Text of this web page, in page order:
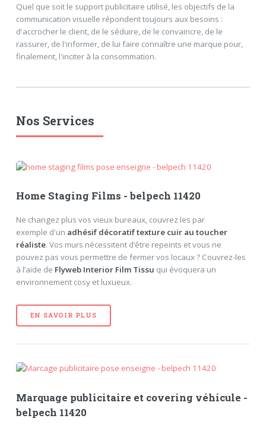
Quel que soit le support publicitaire utilisé, les objectifs de la
communication visuelle répondent toujours aux besoins :
d'accrocher le client, de le séduire, de le convaincre, de le
rassurer, de l'informer, de lui faire connaître une marque pour,
finalement, l'inciter à la consommation.
Nos Services
Home Staging Films - belpech 11420
Ne changez plus vos vieux bureaux, couvrez les par
exemple d'un adhésif décoratif texture cuir au toucher
réaliste. Vos murs nécessitent d’être repeints et vous ne
pouvez pas vous permettre de fermer vos locaux ? Couvrez-les
à l’aide de Flyweb Interior Film Tissu qui évoquera un
environnement cosy et luxueux.
EN SAVOIR PLUS
Marquage publicitaire et covering véhicule -
belpech 11420